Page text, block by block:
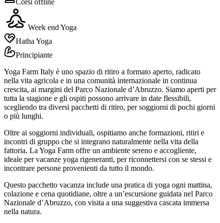
Week end Yoga
Hatha Yoga
Principiante
Yoga Farm Italy è uno spazio di ritiro a formato aperto, radicato
nella vita agricola e in una comunità internazionale in continua
crescita, ai margini del Parco Nazionale d’Abruzzo. Siamo aperti per
tutta la stagione e gli ospiti possono arrivare in date flessibili,
scegliendo tra diversi pacchetti di ritiro, per soggiorni di pochi giorni
o più lunghi.
Oltre ai soggiorni individuali, ospitiamo anche formazioni, ritiri e
incontri di gruppo che si integrano naturalmente nella vita della
fattoria. La Yoga Farm offre un ambiente sereno e accogliente,
ideale per vacanze yoga rigeneranti, per riconnettersi con se stessi e
incontrare persone provenienti da tutto il mondo.
Questo pacchetto vacanza include una pratica di yoga ogni mattina,
colazione e cena quotidiane, oltre a un’escursione guidata nel Parco
Nazionale d’Abruzzo, con visita a una suggestiva cascata immersa
nella natura.